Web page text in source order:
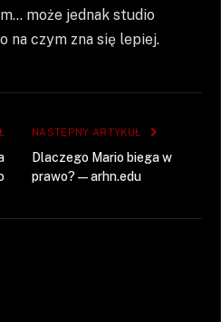
może jednak studio
na czym zna się lepiej.
NASTĘPNY ARTYKUŁ
Dlaczego Mario biega w
prawo? — arhn.edu